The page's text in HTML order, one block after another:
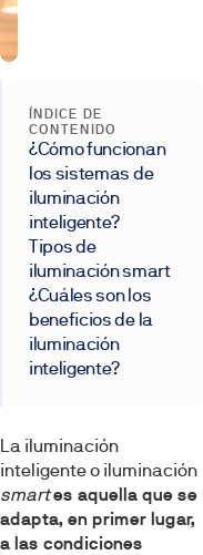
La iluminación
inteligente o iluminación
smartes aquella que se
adapta, en primer lugar,
a las condiciones
ÍNDICE DE
CONTENIDO
¿Cómo funcionan
los sistemas de
iluminación
inteligente?
Tipos de
iluminación smart
¿Cuáles son los
beneficios de la
iluminación
inteligente?